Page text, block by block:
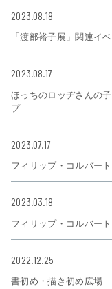
2023.08.18
「渡部裕子展」関連イ
2023.08.17
ほっちのロッヂさんの
プ
2023.07.17
フィリップ・コルバー
2023.03.18
フィリップ・コルバ
2022.12.25
書初め・描き初め広場